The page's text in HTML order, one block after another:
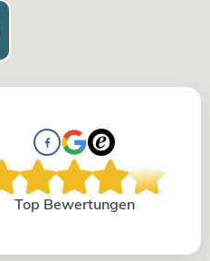
Top Bewertungen